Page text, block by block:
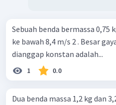
Sebuah benda bermassa
ke bawah 8,4 m/s 2 . Besar
dianggap konstan adalah...
1 0.0
Dua benda massa 1,2 kg dan